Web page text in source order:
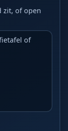
zit, of open
of